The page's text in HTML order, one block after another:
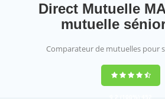
Direct Mutuelle
mutuelle
Comparateur de mutuelles pour
9,2(100%)452